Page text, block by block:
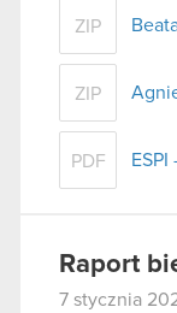
ZIP
ZIP
PDF
Raport
7 stycznia